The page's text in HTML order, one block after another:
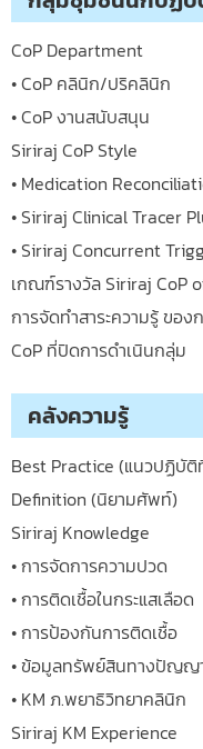
CoP Department
• CoP คลินิก/ปริคลินิก
• CoP งานสนับสนุน
Siriraj CoP Style
• Medication
• Siriraj Clinical Tracer
• Siriraj Concurrent
เกณฑ์รางวัล Siriraj CoP
การจัดทำสาระความรู้ ของ
CoP ที่ปิดการดำเนินกลุ่ม
คลังความรู้
Best Practice (แนวปฏิบัติ
Definition (นิยามศัพท์)
Siriraj Knowledge
• การจัดการความปวด
• การติดเชื้อในกระแสเลือด
• การป้องกันการติดเชื้อ
• ข้อมูลทรัพย์สินทางปัญญ
• KM ภ.พยาธิวิทยาคลินิก
Siriraj KM Experience